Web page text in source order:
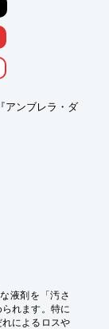
アンブレラ・ダ
液剤を「汚さ
れます。特に
によるロスや